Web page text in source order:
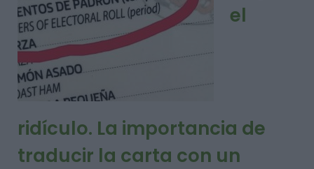
el
ridículo. La importancia de
traducir la carta con un